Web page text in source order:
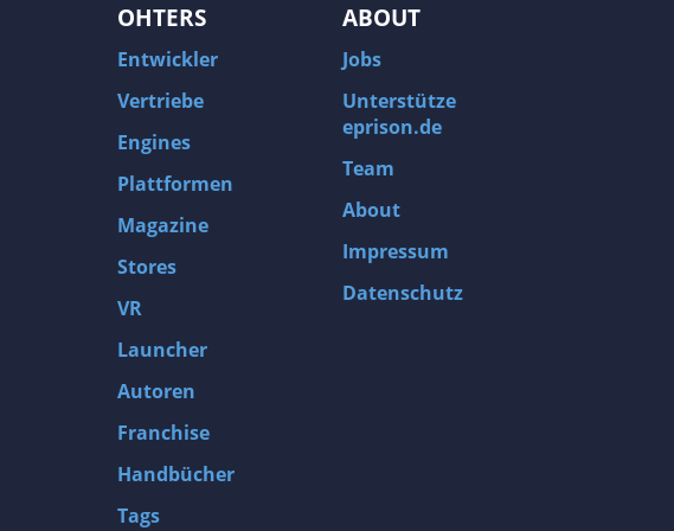
OHTERS
Entwickler
Vertriebe
Engines
Plattformen
Magazine
Stores
VR
Launcher
Autoren
Franchise
Handbücher
Tags
ABOUT
Jobs
Unterstütze
eprison.de
Team
About
Impressum
Datenschutz